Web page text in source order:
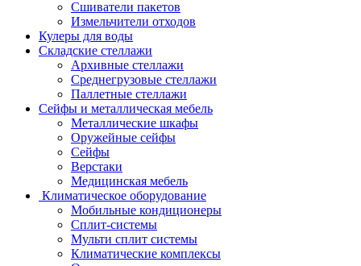
Сшиватели пакетов
Измельчители отходов
Кулеры для воды
Складские стеллажи
Архивные стеллажи
Среднегрузовые стеллажи
Паллетные стеллажи
Сейфы и металлическая мебель
Металлические шкафы
Оружейные сейфы
Сейфы
Верстаки
Медицинская мебель
Климатическое оборудование
Мобильные кондиционеры
Сплит-системы
Мульти сплит системы
Климатические комплексы